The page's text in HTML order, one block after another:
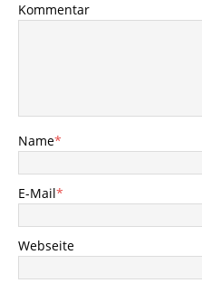
Kommentar
Name*
E-Mail*
Webseite